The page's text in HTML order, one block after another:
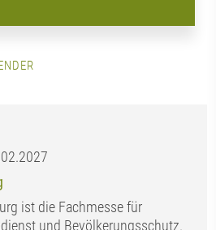
ist die Fachmesse für
und Bevölkerungsschutz.